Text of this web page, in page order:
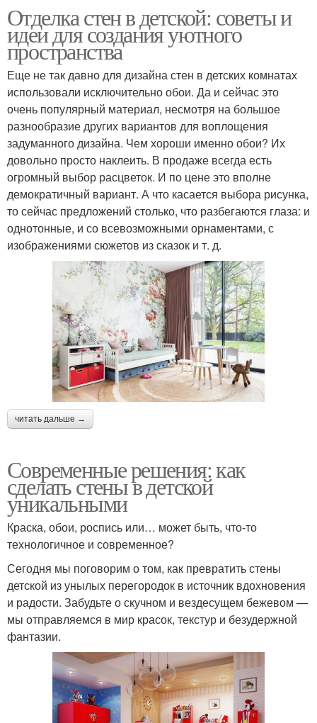
Отделка стен в детской: советы и
идеи для создания уютного
пространства
Еще не так давно для дизайна стен в детских комнатах
использовали исключительно обои. Да и сейчас это
очень популярный материал, несмотря на большое
разнообразие других вариантов для воплощения
задуманного дизайна. Чем хороши именно обои? Их
довольно просто наклеить. В продаже всегда есть
огромный выбор расцветок. И по цене это вполне
демократичный вариант. А что касается выбора рисунка,
то сейчас предложений столько, что разбегаются глаза: и
однотонные, и со всевозможными орнаментами, с
изображениями сюжетов из сказок и т. д.
читать дальше →
Современные решения: как
сделать стены в детской
уникальными
Краска, обои, роспись или… может быть, что-то
технологичное и современное?
Сегодня мы поговорим о том, как превратить стены
детской из унылых перегородок в источник вдохновения
и радости. Забудьте о скучном и вездесущем бежевом —
мы отправляемся в мир красок, текстур и безудержной
фантазии.